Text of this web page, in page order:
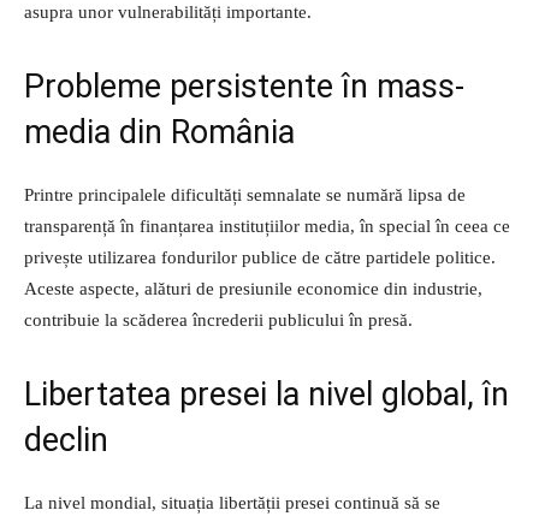
asupra unor vulnerabilități importante.
Probleme persistente în mass-
media din România
Printre principalele dificultăți semnalate se numără lipsa de
transparență în finanțarea instituțiilor media, în special în ceea ce
privește utilizarea fondurilor publice de către partidele politice.
Aceste aspecte, alături de presiunile economice din industrie,
contribuie la scăderea încrederii publicului în presă.
Libertatea presei la nivel global, în
declin
La nivel mondial, situația libertății presei continuă să se